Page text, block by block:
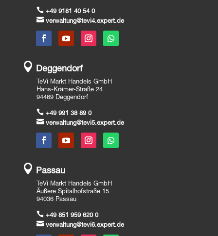
 +49 9181 40 54 0
 verwaltung@tevi4.expert.de
 Deggendorf
TeVi Markt Handels GmbH
Hans-Krämer-Straße 24
94469 Deggendorf
 +49 991 38 89 0
 verwaltung@tevi5.expert.de
 Passau
TeVi Markt Handels GmbH
Äußere Spitalhofstraße 15
94036 Passau
 +49 851 959 620 0
 verwaltung@tevi6.expert.de